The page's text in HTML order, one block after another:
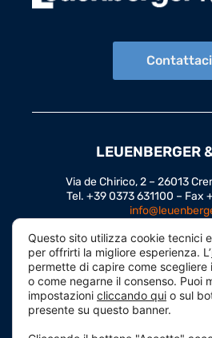
Contattaci
LEUENBERGER
Via de Chirico, 2 – 26013
Tel. +39 0373 631100 – Fax
General Terms and Conditions of
Accessibilità
PEC
P.I. IT
C.F.
Questo sito utilizza cookie tecnici
per offrirti la migliore esperienza. L’
permette di capire come
o come negarne il consenso. Puoi
impostazioni cliccando qui o sul
presente su questo banner.